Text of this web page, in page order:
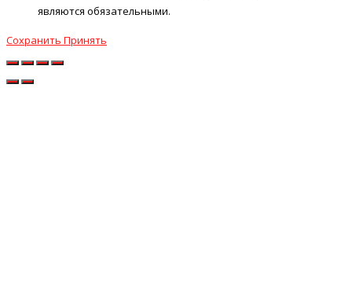
являются обязательными.
Сохранить Принять